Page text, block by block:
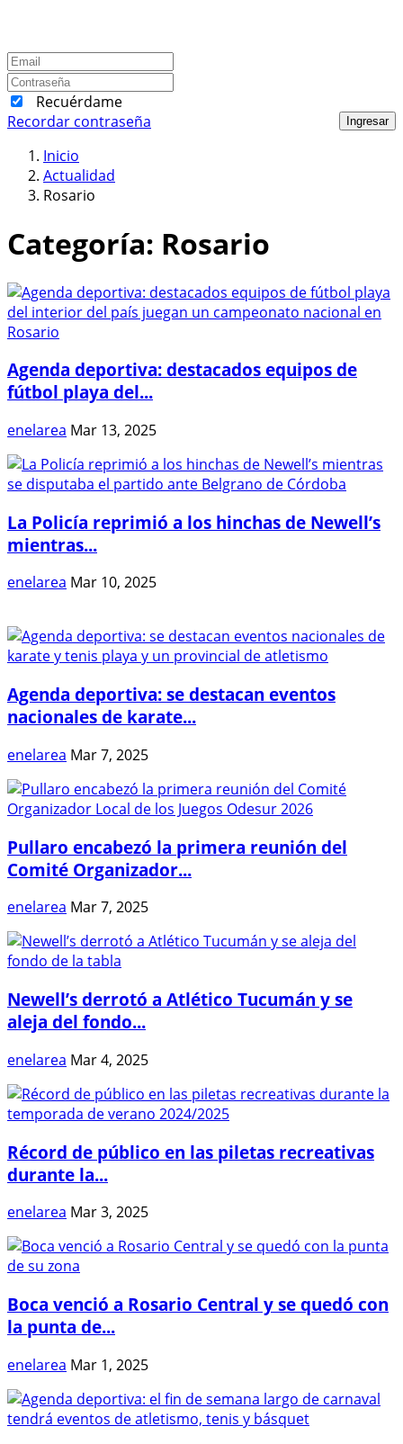
Recuérdame
Ingresar
Recordar contraseña
Inicio
Actualidad
Rosario
Categoría: Rosario
Agenda deportiva: destacados equipos de
fútbol playa del...
enelarea Mar 13, 2025
La Policía reprimió a los hinchas de Newell’s
mientras...
enelarea Mar 10, 2025
Agenda deportiva: se destacan eventos
nacionales de karate...
enelarea Mar 7, 2025
Pullaro encabezó la primera reunión del
Comité Organizador...
enelarea Mar 7, 2025
Newell’s derrotó a Atlético Tucumán y se
aleja del fondo...
enelarea Mar 4, 2025
Récord de público en las piletas recreativas
durante la...
enelarea Mar 3, 2025
Boca venció a Rosario Central y se quedó con
la punta de...
enelarea Mar 1, 2025